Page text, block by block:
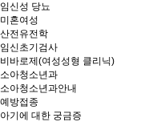
임신성 당뇨
미혼여성
산전유전학
임신초기검사
비바로제(여성성형 클리닉)
소아청소년과
소아청소년과안내
예방접종
아기에 대한 궁금증